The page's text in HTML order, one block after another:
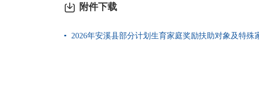
附件下载
2026年安溪县部分计划生育家庭奖励扶助对象及特